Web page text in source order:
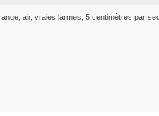
air, vraies larmes, 5 centimètres par